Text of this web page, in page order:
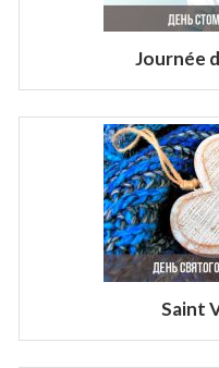
Journée
Saint